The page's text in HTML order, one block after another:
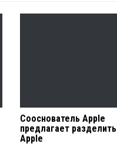
Сооснователь Apple
предлагает разделить
Apple